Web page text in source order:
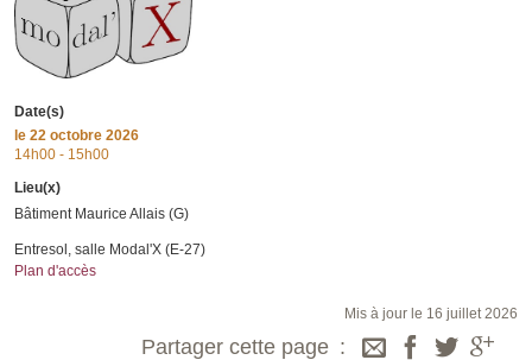
Date(s)
le 22 octobre 2026
14h00 - 15h00
Lieu(x)
Bâtiment Maurice Allais (G)
Entresol, salle Modal'X (E-27)
Plan d'accès
Mis à jour le 16 juillet 2026
Partager cette page